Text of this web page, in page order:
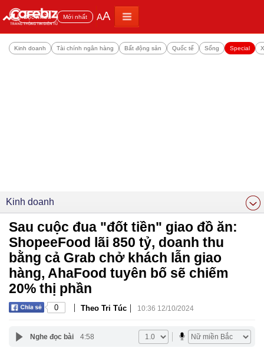
Đọc nhiều Mới nhất AA
Kinh doanh Tài chính ngân hàng Bất động sản Quốc tế Sống Special
Kinh doanh
Sau cuộc đua "đốt tiền" giao đồ ăn:
ShopeeFood lãi 850 tỷ, doanh thu
bằng cả Grab chở khách lẫn giao
hàng, AhaFood tuyên bố sẽ chiếm
20% thị phần
0 | Theo Tri Túc | 10:36 12/10/2024
Nghe đọc bài 4:58